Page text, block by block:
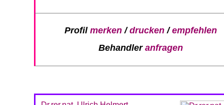
Profil merken/drucken/empfehlen
Behandler anfragen